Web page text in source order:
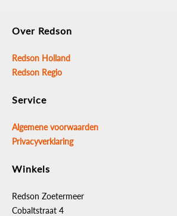
Over Redson
Redson Holland
Redson Regio
Service
Algemene voorwaarden
Privacyverklaring
Winkels
Redson Zoetermeer
Cobaltstraat 4